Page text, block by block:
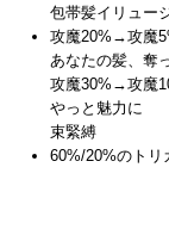
包帯髪イリュー
攻魔20%→攻魔
あなたの髪、奪
攻魔30%→攻魔
やっと魅力に
束緊縛
60%/20%のトリ